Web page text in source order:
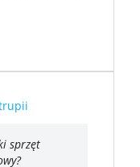
sprzęt